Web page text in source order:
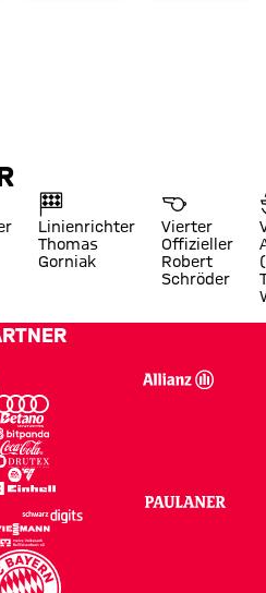
Linienrichter
Thomas
Gorniak
Vierter
Offizieller
Robert
Schröder